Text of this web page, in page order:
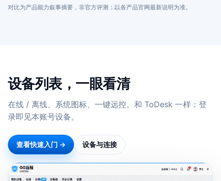
对比为产品能力叙事摘要，非官方评测；以各产品官网最新说明为准。
设备列表，一眼看清
在线 / 离线、系统图标、一键远控。和 ToDesk 一样：登
录即见本账号设备。
查看快速入门 → 设备与连接